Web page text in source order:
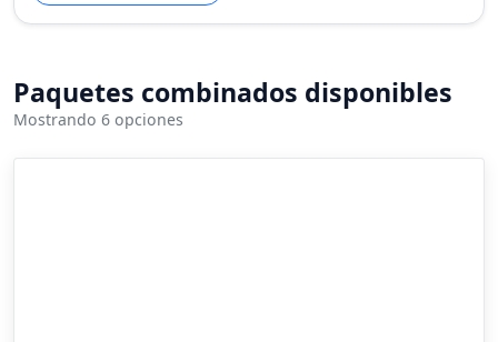
Paquetes combinados disponibles
Mostrando 6 opciones